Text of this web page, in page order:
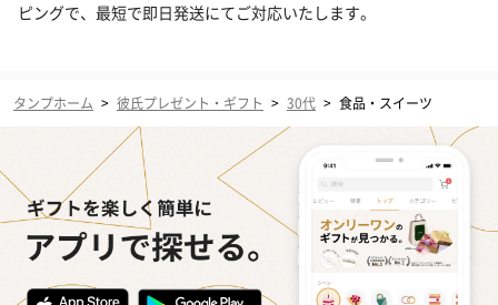
ピングで、最短で即日発送にてご対応いたします。
タンプホーム > 彼氏プレゼント・ギフト > 30代 > 食品・スイーツ